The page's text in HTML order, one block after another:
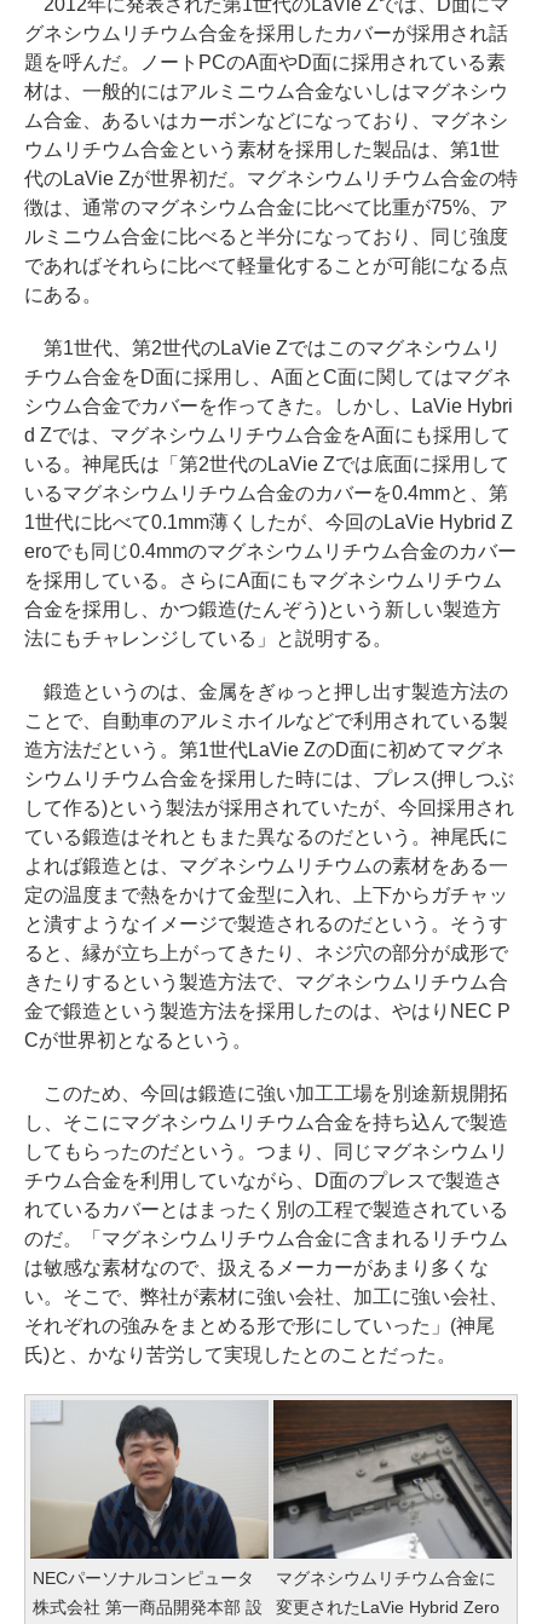
2012年に発表された第1世代のLaVie Zでは、D面にマ
グネシウムリチウム合金を採用したカバーが採用され話
題を呼んだ。ノートPCのA面やD面に採用されている素
材は、一般的にはアルミニウム合金ないしはマグネシウ
ム合金、あるいはカーボンなどになっており、マグネシ
ウムリチウム合金という素材を採用した製品は、第1世
代のLaVie Zが世界初だ。マグネシウムリチウム合金の特
徴は、通常のマグネシウム合金に比べて比重が75%、ア
ルミニウム合金に比べると半分になっており、同じ強度
であればそれらに比べて軽量化することが可能になる点
にある。
第1世代、第2世代のLaVie Zではこのマグネシウムリ
チウム合金をD面に採用し、A面とC面に関してはマグネ
シウム合金でカバーを作ってきた。しかし、LaVie Hybri
d Zでは、マグネシウムリチウム合金をA面にも採用して
いる。神尾氏は「第2世代のLaVie Zでは底面に採用して
いるマグネシウムリチウム合金のカバーを0.4mmと、第
1世代に比べて0.1mm薄くしたが、今回のLaVie Hybrid Z
eroでも同じ0.4mmのマグネシウムリチウム合金のカバー
を採用している。さらにA面にもマグネシウムリチウム
合金を採用し、かつ鍛造(たんぞう)という新しい製造方
法にもチャレンジしている」と説明する。
鍛造というのは、金属をぎゅっと押し出す製造方法の
ことで、自動車のアルミホイルなどで利用されている製
造方法だという。第1世代LaVie ZのD面に初めてマグネ
シウムリチウム合金を採用した時には、プレス(押しつぶ
して作る)という製法が採用されていたが、今回採用され
ている鍛造はそれともまた異なるのだという。神尾氏に
よれば鍛造とは、マグネシウムリチウムの素材をある一
定の温度まで熱をかけて金型に入れ、上下からガチャッ
と潰すようなイメージで製造されるのだという。そうす
ると、縁が立ち上がってきたり、ネジ穴の部分が成形で
きたりするという製造方法で、マグネシウムリチウム合
金で鍛造という製造方法を採用したのは、やはりNEC P
Cが世界初となるという。
このため、今回は鍛造に強い加工工場を別途新規開拓
し、そこにマグネシウムリチウム合金を持ち込んで製造
してもらったのだという。つまり、同じマグネシウムリ
チウム合金を利用していながら、D面のプレスで製造さ
れているカバーとはまったく別の工程で製造されている
のだ。「マグネシウムリチウム合金に含まれるリチウム
は敏感な素材なので、扱えるメーカーがあまり多くな
い。そこで、弊社が素材に強い会社、加工に強い会社、
それぞれの強みをまとめる形で形にしていった」(神尾
氏)と、かなり苦労して実現したとのことだった。
NECパーソナルコンピュータ
株式会社 第一商品開発本部 設
マグネシウムリチウム合金に
変更されたLaVie Hybrid Zero